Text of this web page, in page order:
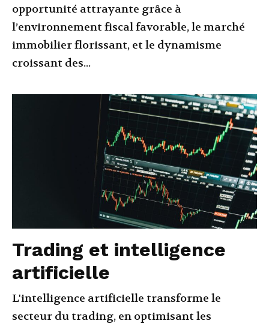
opportunité attrayante grâce à
l’environnement fiscal favorable, le marché
immobilier florissant, et le dynamisme
croissant des...
Trading et intelligence
artificielle
L'intelligence artificielle transforme le
secteur du trading, en optimisant les